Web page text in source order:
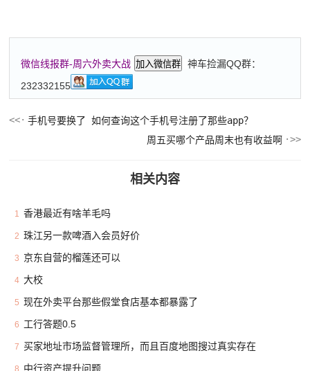
微信线报群-周六外卖大战 加入微信群
神车捡漏QQ群：
232332155
手机号要换了 如何查询这个手机号注册了那些app？
周五买哪个产品周末也有收益啊
相关内容
1 香港最近有啥羊毛吗
2 珠江另一款啤酒入会员好价
3 京东自营的榴莲还可以
4 大校
5 现在外卖平台那些假堂食店基本都暴露了
6 工行答题0.5
7 买家地址市场监督管理所，而且百度地图搜过真实存在
8 中行资产提升问题